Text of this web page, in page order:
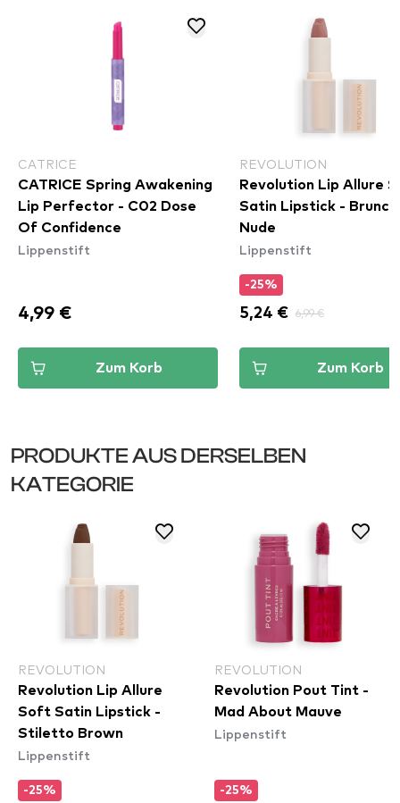
CATRICE
CATRICE Spring Awakening
Lip Perfector - C02 Dose
Of Confidence
Lippenstift
4,99 €
Zum Korb
REVOLUTION
Revolution Lip Allure
Satin Lipstick - Brunch
Nude
Lippenstift
-25%
5,24 € 6,99 €
Zum Korb
PRODUKTE AUS DERSELBEN
KATEGORIE
REVOLUTION
Revolution Lip Allure
Soft Satin Lipstick -
Stiletto Brown
Lippenstift
-25%
REVOLUTION
Revolution Pout Tint -
Mad About Mauve
Lippenstift
-25%